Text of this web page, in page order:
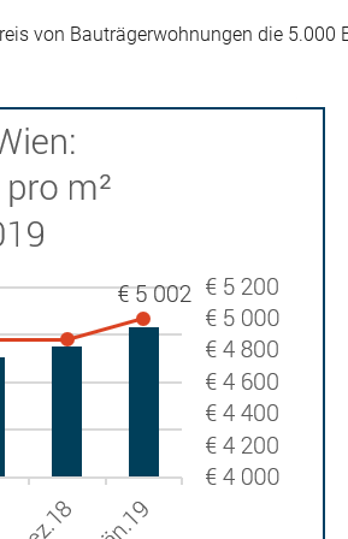
von Bauträgerwohnungen die 5.000